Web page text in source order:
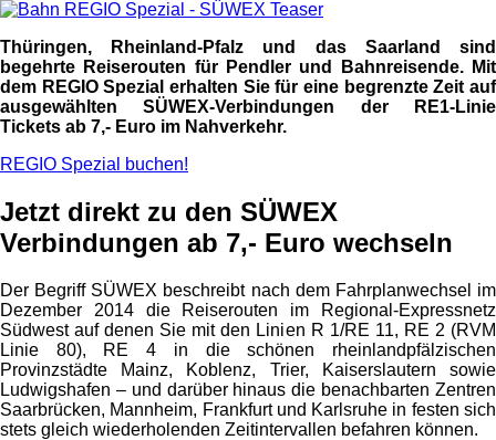
Thüringen, Rheinland-Pfalz und das Saarland sind
begehrte Reiserouten für Pendler und Bahnreisende. Mit
dem REGIO Spezial erhalten Sie für eine begrenzte Zeit auf
ausgewählten SÜWEX-Verbindungen der RE1-Linie
Tickets ab 7,- Euro im Nahverkehr.
REGIO Spezial buchen!
Jetzt direkt zu den SÜWEX
Verbindungen ab 7,- Euro wechseln
Der Begriff SÜWEX beschreibt nach dem Fahrplanwechsel im
Dezember 2014 die Reiserouten im Regional-Expressnetz
Südwest auf denen Sie mit den Linien R 1/RE 11, RE 2 (RVM
Linie 80), RE 4 in die schönen rheinlandpfälzischen
Provinzstädte Mainz, Koblenz, Trier, Kaiserslautern sowie
Ludwigshafen – und darüber hinaus die benachbarten Zentren
Saarbrücken, Mannheim, Frankfurt und Karlsruhe in festen sich
stets gleich wiederholenden Zeitintervallen befahren können.